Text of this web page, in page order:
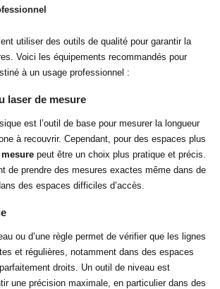
utiliser des outils de qualité pour garantir la
Voici les équipements recommandés pour
à un usage professionnel :
laser de mesure
est l’outil de base pour mesurer la longueur
à recouvrir. Cependant, pour des espaces plus
mesure peut être un choix plus pratique et précis.
de prendre des mesures exactes même dans de
des espaces difficiles d’accès.
ou d’une règle permet de vérifier que les lignes
et régulières, notamment dans des espaces
droits. Un outil de niveau est
une précision maximale, en particulier dans des